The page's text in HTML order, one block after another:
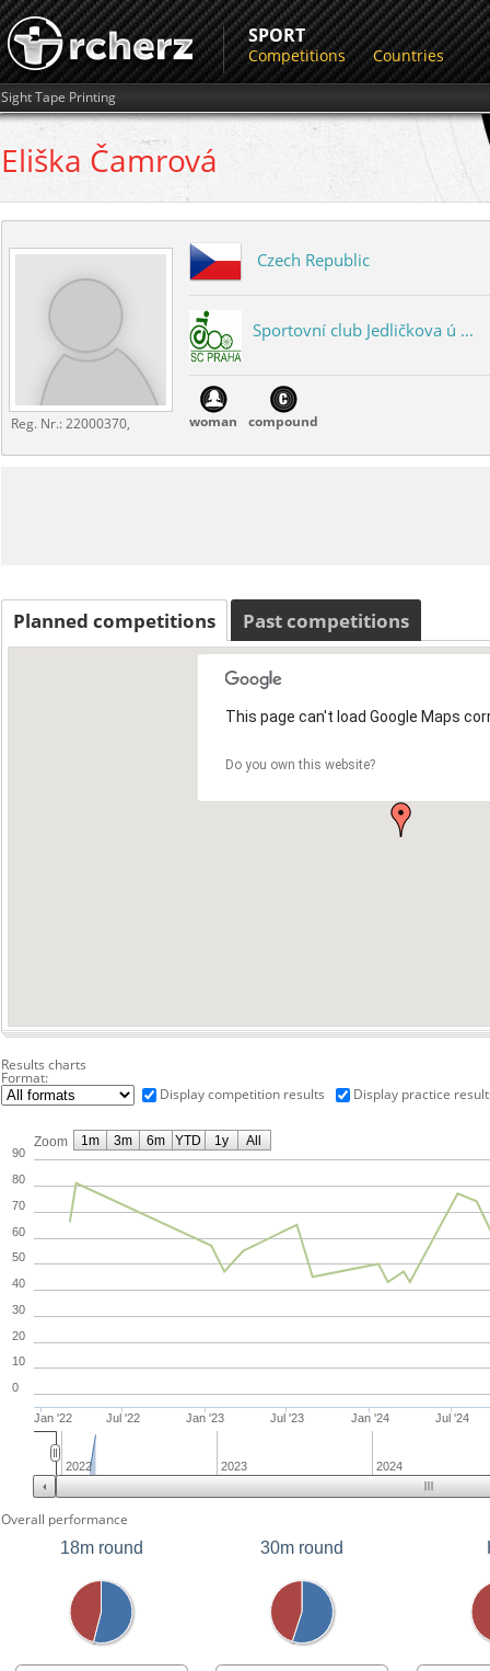
SPORT
Competitions Countries
Sight Tape Printing
Eliška Čamrová
Reg. Nr.:22000370,
Czech Republic
Sportovní club Jedličkova ú ...
woman compound
Planned competitions Past competitions
This page can't load Google Maps
Do you own this website?
Results charts
Format:
Display competition results
Display practice
Zoom
Jan '22 Jul '22 Jan '23 Jul '23 Jan '24 Jul '24
0
10
20
30
40
50
60
70
80
90
2022 2023 2024
1m 3m 6m YTD 1y All
Overall performance
18m round
30m round